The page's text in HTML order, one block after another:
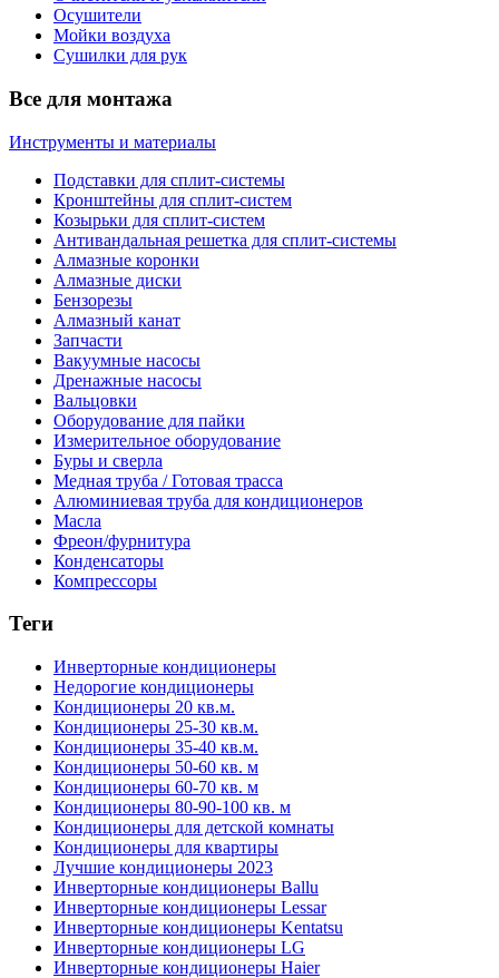
Осушители
Мойки воздуха
Сушилки для рук
Все для монтажа
Инструменты и материалы
Подставки для сплит-системы
Кронштейны для сплит-систем
Козырьки для сплит-систем
Антивандальная решетка для сплит-системы
Алмазные коронки
Алмазные диски
Бензорезы
Алмазный канат
Запчасти
Вакуумные насосы
Дренажные насосы
Вальцовки
Оборудование для пайки
Измерительное оборудование
Буры и сверла
Медная труба / Готовая трасса
Алюминиевая труба для кондиционеров
Масла
Фреон/фурнитура
Конденсаторы
Компрессоры
Теги
Инверторные кондиционеры
Недорогие кондиционеры
Кондиционеры 20 кв.м.
Кондиционеры 25-30 кв.м.
Кондиционеры 35-40 кв.м.
Кондиционеры 50-60 кв. м
Кондиционеры 60-70 кв. м
Кондиционеры 80-90-100 кв. м
Кондиционеры для детской комнаты
Кондиционеры для квартиры
Лучшие кондиционеры 2023
Инверторные кондиционеры Ballu
Инверторные кондиционеры Lessar
Инверторные кондиционеры Kentatsu
Инверторные кондиционеры LG
Инверторные кондиционеры Haier